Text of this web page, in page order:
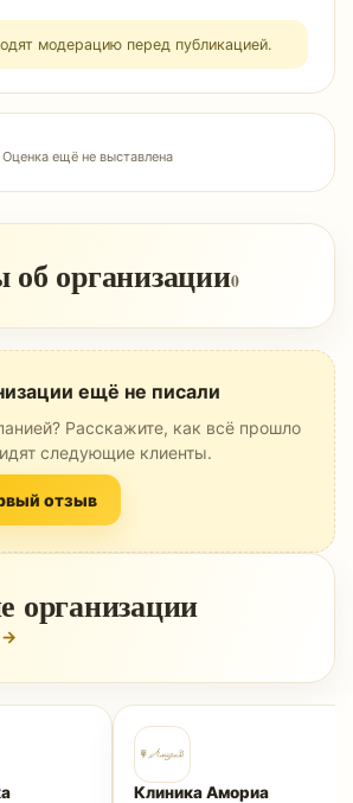
модерацию перед публикацией.
Оценка ещё не выставлена
организации0
ещё не писали
Расскажите, как всё прошло
следующие клиенты.
отзыв
организации
→
Клиника Амориа